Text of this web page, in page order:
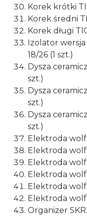
Korek krótki
Korek średni
Korek długi
Izolator
18/26 (1 szt.)
Dysza
szt.)
Dysza
szt.)
Dysza
szt.)
Elektroda
Elektroda
Elektroda
Elektroda
Elektroda
Elektroda
Organizer